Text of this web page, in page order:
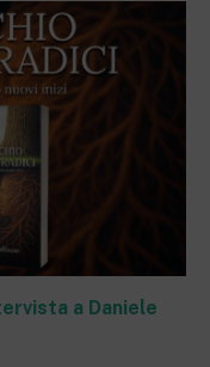
a Daniele